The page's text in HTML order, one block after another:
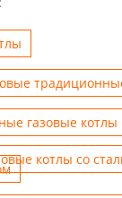
газовые котлы
котлы со